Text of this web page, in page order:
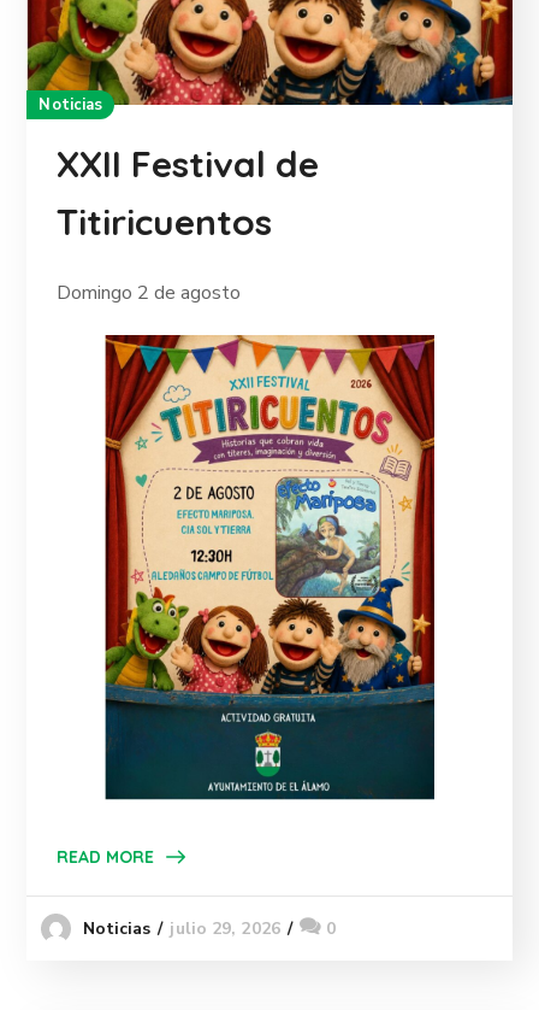
Noticias
XXII Festival de
Titiricuentos
Domingo 2 de agosto
READ MORE
Noticias julio 29, 2026 0